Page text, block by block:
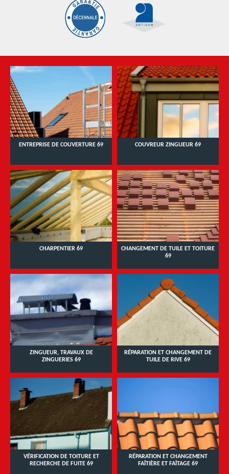
ENTREPRISE DE COUVERTURE 69 COUVREUR ZINGUEUR 69
CHARPENTIER 69
CHANGEMENT DE TUILE ET TOITURE
69
ZINGUEUR, TRAVAUX DE
ZINGUERIES 69
RÉPARATION ET CHANGEMENT DE
TUILE DE RIVE 69
VÉRIFICATION DE TOITURE ET
RECHERCHE DE FUITE 69
RÉPARATION ET CHANGEMENT
FAÎTIÈRE ET FAÎTAGE 69